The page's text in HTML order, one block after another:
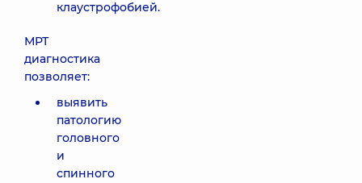
клаустрофобией.
МРТ
диагностика
позволяет:
выявить
патологию
головного
и
спинного